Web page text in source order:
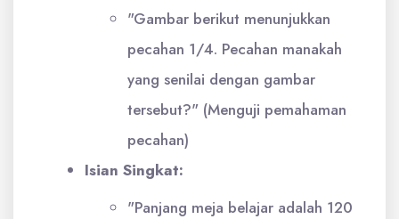
"Gambar berikut menunjukkan
pecahan 1/4. Pecahan manakah
yang senilai dengan gambar
tersebut?" (Menguji pemahaman
pecahan)
Isian Singkat:
"Panjang meja belajar adalah 120